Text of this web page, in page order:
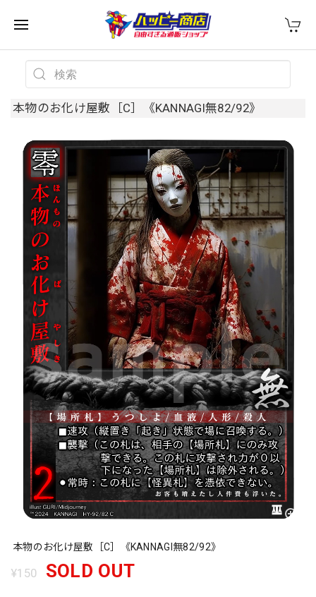
本物のお化け屋敷［C］《KANNAGI無82/92》
本物のお化け屋敷［C］《KANNAGI無82/92》
¥150 SOLD OUT